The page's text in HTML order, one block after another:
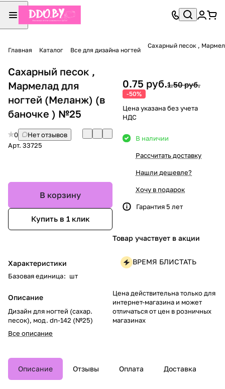
Главная Каталог Все для дизайна ногтей
Сахарный песок ,
Сахарный песок ,
Мармелад для
ногтей (Меланж) (в
баночке ) №25
0
Нет отзывов
Арт. 33725
В корзину
Купить в 1 клик
Характеристики
Базовая единица: шт
Описание
Дизайн для ногтей (сахар.
песок), мод. dn-142 (№25)
Все описание
0.75 руб.1.50 руб.
-50%
Цена указана без учета
НДС
В наличии
Рассчитать доставку
Нашли дешевле?
Хочу в подарок
Гарантия 5 лет
Товар участвует в акции
ВРЕМЯ БЛИСТАТЬ
Цена действительна только для
интернет-магазина и может
отличаться от цен в розничных
магазинах
Описание Отзывы Оплата Доставка